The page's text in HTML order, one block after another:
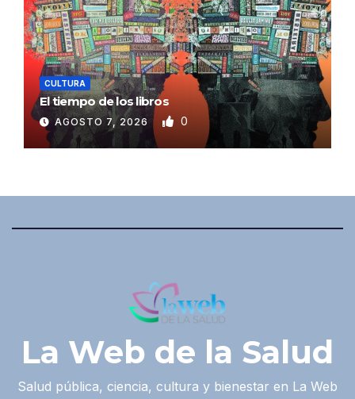
CULTURA
El tiempo de los libros
AGOSTO 7, 2026 0
La Web de la Salud
Salud pública, ciencia, cultura y bienestar en La Web